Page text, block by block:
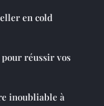
en cold
réussir vos
inoubliable à